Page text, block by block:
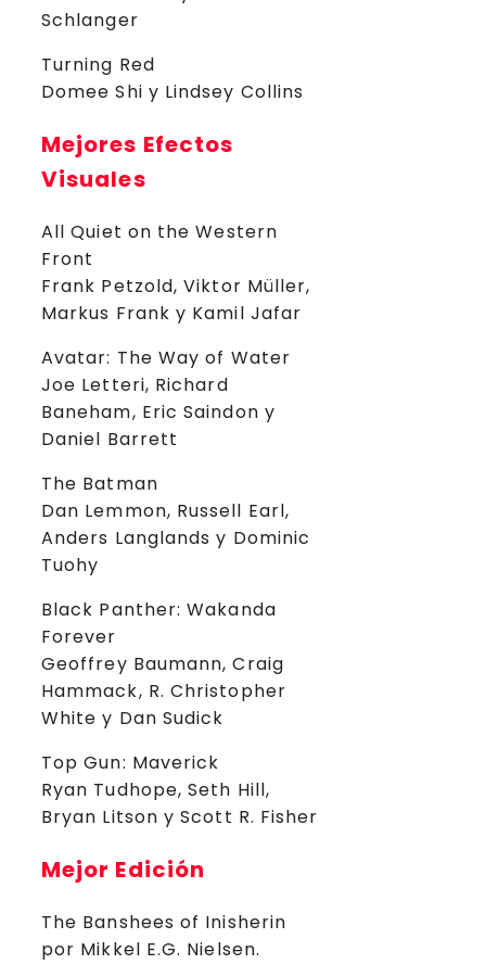
Schlanger
Turning Red
Domee Shi y Lindsey Collins
Mejores Efectos
Visuales
All Quiet on the Western
Front
Frank Petzold, Viktor Müller,
Markus Frank y Kamil Jafar
Avatar: The Way of Water
Joe Letteri, Richard
Baneham, Eric Saindon y
Daniel Barrett
The Batman
Dan Lemmon, Russell Earl,
Anders Langlands y Dominic
Tuohy
Black Panther: Wakanda
Forever
Geoffrey Baumann, Craig
Hammack, R. Christopher
White y Dan Sudick
Top Gun: Maverick
Ryan Tudhope, Seth Hill,
Bryan Litson y Scott R. Fisher
Mejor Edición
The Banshees of Inisherin
por Mikkel E.G. Nielsen.